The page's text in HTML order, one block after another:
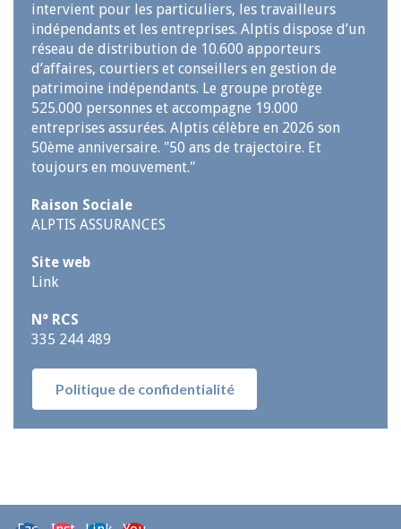
intervient pour les particuliers, les travailleurs
indépendants et les entreprises. Alptis dispose d’un
réseau de distribution de 10.600 apporteurs
d’affaires, courtiers et conseillers en gestion de
patrimoine indépendants. Le groupe protège
525.000 personnes et accompagne 19.000
entreprises assurées. Alptis célèbre en 2026 son
50ème anniversaire. "50 ans de trajectoire. Et
toujours en mouvement."
Raison Sociale
ALPTIS ASSURANCES
Site web
Link
N° RCS
335 244 489
Politique de confidentialité